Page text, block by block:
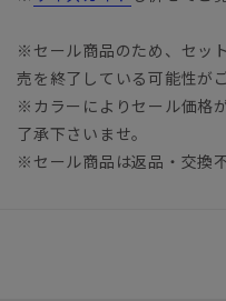
※セール商品のため、セッ
売を終了している可能性が
※カラーによりセール価格
了承下さいませ。
※セール商品は返品・交換